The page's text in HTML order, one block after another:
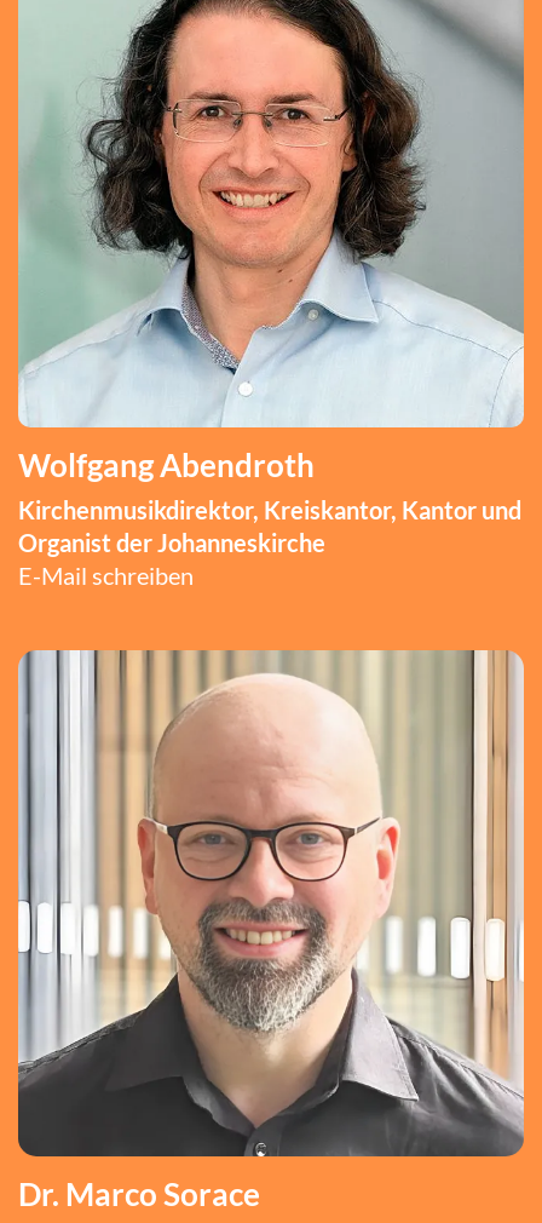
Wolfgang Abendroth
Kirchenmusikdirektor, Kreiskantor, Kantor und
Organist der Johanneskirche
E-Mail schreiben
Dr. Marco Sorace